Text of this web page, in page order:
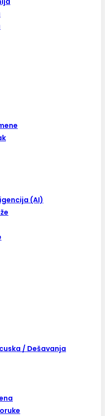
(AI)
/ Dešavanja